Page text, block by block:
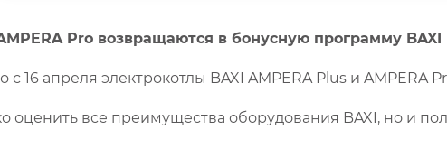
Pro возвращаются в бонусную программу BAXI
16 апреля электрокотлы BAXI AMPERA Plus и
оценить все преимущества оборудования BAXI, но и